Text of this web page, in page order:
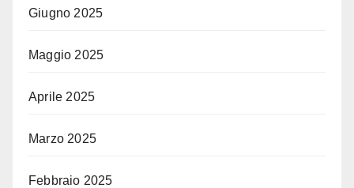
Giugno 2025
Maggio 2025
Aprile 2025
Marzo 2025
Febbraio 2025